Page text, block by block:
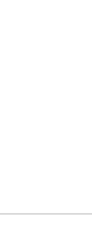
kleur voor
de
zijn en
keurig.
in te
zodat de